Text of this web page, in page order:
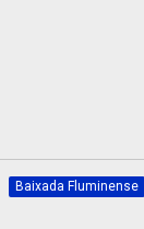
Baixada Fluminense